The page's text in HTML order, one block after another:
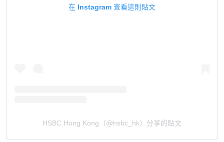
在 Instagram 查看這則貼文
HSBC Hong Kong（@hsbc_hk）分享的貼文